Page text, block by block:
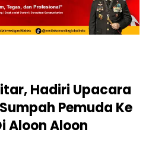
Hadiri Upacara
Pemuda Ke
Aloon Aloon